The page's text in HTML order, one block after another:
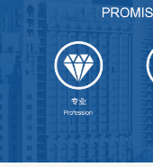
荣誉资质 在线服务 新闻